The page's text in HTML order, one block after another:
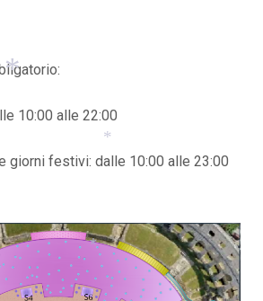
10:00 alle 22:00
giorni festivi: dalle 10:00 alle 23:00
*